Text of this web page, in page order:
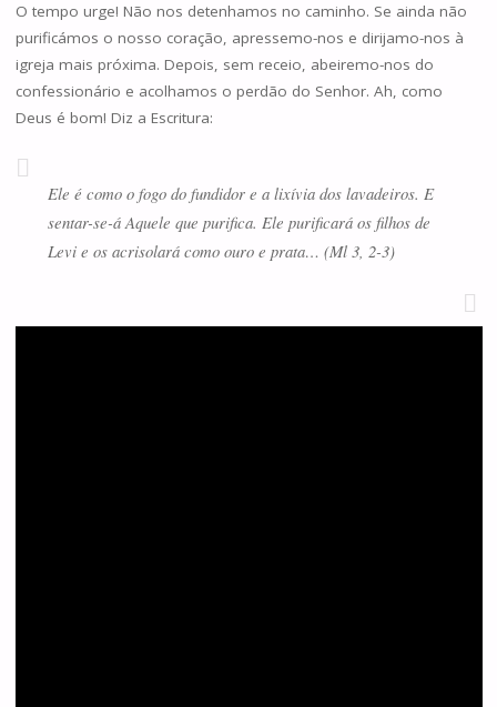
O tempo urge! Não nos detenhamos no caminho. Se ainda não
purificámos o nosso coração, apressemo-nos e dirijamo-nos à
igreja mais próxima. Depois, sem receio, abeiremo-nos do
confessionário e acolhamos o perdão do Senhor. Ah, como
Deus é bom! Diz a Escritura:
Ele é como o fogo do fundidor e a lixívia dos lavadeiros. E
sentar-se-á Aquele que purifica. Ele purificará os filhos de
Levi e os acrisolará como ouro e prata… (Ml 3, 2-3)